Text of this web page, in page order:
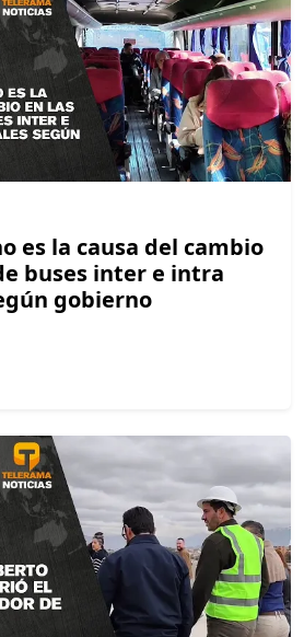
es la causa del cambio
buses inter e intra
gobierno